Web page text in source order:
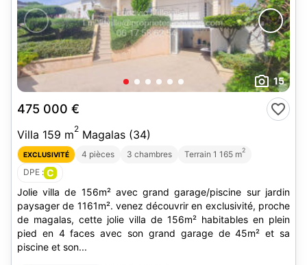
15
475 000 €
Villa 159 m2 Magalas (34)
EXCLUSIVITÉ 4 pièces 3 chambres Terrain 1 165 m2
DPE : C
Jolie villa de 156m² avec grand garage/piscine sur jardin
paysager de 1161m². venez découvrir en exclusivité, proche
de magalas, cette jolie villa de 156m² habitables en plein
pied en 4 faces avec son grand garage de 45m² et sa
piscine et son...